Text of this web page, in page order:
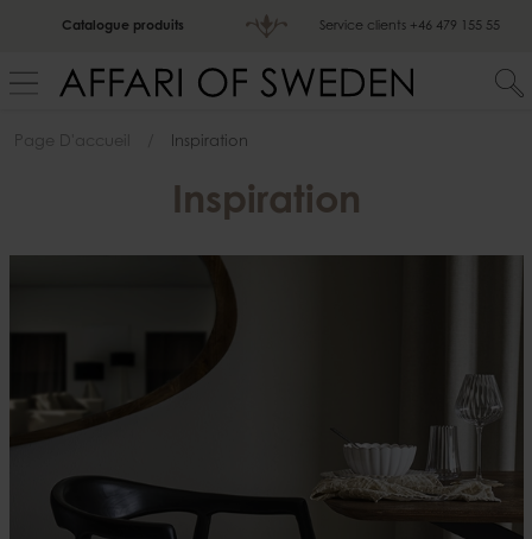
Catalogue produits Service clients +46 479 155 55
Page D'accueil Inspiration
Inspiration